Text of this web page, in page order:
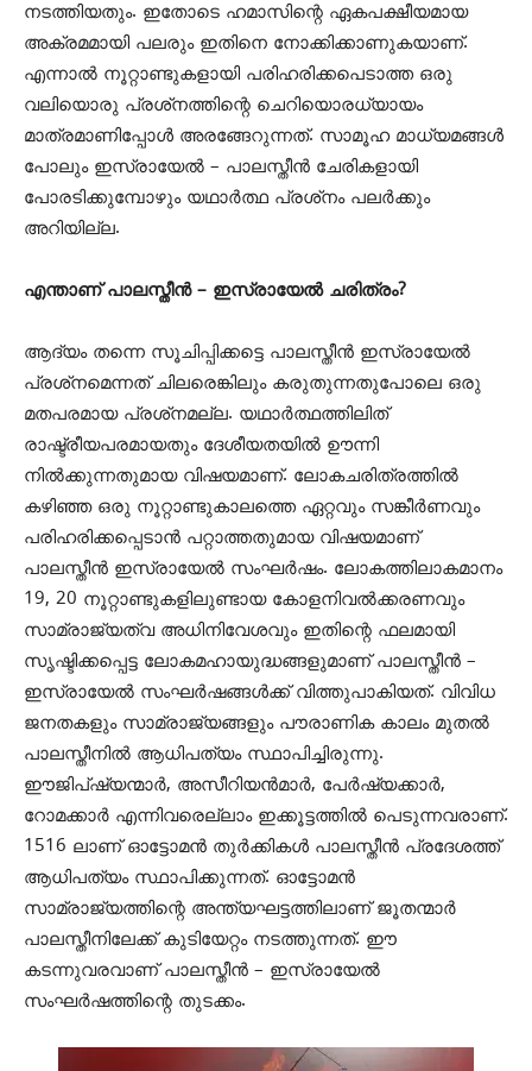
നടത്തിയതും. ഇതോടെ ഹമാസിന്റെ ഏകപക്ഷീയമായ
അക്രമമായി പലരും ഇതിനെ നോക്കിക്കാണുകയാണ്.
എന്നാല്‍ നൂറ്റാണ്ടുകളായി പരിഹരിക്കപെടാത്ത ഒരു
വലിയൊരു പ്രശ്‌നത്തിന്റെ ചെറിയൊരധ്യായം
മാത്രമാണിപ്പോള്‍ അരങ്ങേറുന്നത്. സാമൂഹ മാധ്യമങ്ങള്‍
പോലും ഇസ്രായേല്‍ – പാലസ്തീന്‍ ചേരികളായി
പോരടിക്കുമ്പോഴും യഥാര്‍ത്ഥ പ്രശ്‌നം പലര്‍ക്കും
അറിയില്ല.
എന്താണ് പാലസ്തീന്‍ – ഇസ്രായേല്‍ ചരിത്രം?
ആദ്യം തന്നെ സൂചിപ്പിക്കട്ടെ പാലസ്തീന്‍ ഇസ്രായേല്‍
പ്രശ്‌നമെന്നത് ചിലരെങ്കിലും കരുതുന്നതുപോലെ ഒരു
മതപരമായ പ്രശ്‌നമല്ല. യഥാര്‍ത്ഥത്തിലിത്
രാഷ്ട്രീയപരമായതും ദേശീയതയില്‍ ഊന്നി
നില്‍ക്കുന്നതുമായ വിഷയമാണ്. ലോകചരിത്രത്തില്‍
കഴിഞ്ഞ ഒരു നൂറ്റാണ്ടുകാലത്തെ ഏറ്റവും സങ്കീര്‍ണവും
പരിഹരിക്കപ്പെടാന്‍ പറ്റാത്തതുമായ വിഷയമാണ്
പാലസ്തീന്‍ ഇസ്രായേല്‍ സംഘര്‍ഷം. ലോകത്തിലാകമാനം
19, 20 നൂറ്റാണ്ടുകളിലുണ്ടായ കോളനിവല്‍ക്കരണവും
സാമ്രാജ്യത്വ അധിനിവേശവും ഇതിന്റെ ഫലമായി
സൃഷ്ടിക്കപ്പെട്ട ലോകമഹായുദ്ധങ്ങളുമാണ് പാലസ്തീന്‍ –
ഇസ്രായേല്‍ സംഘര്‍ഷങ്ങള്‍ക്ക് വിത്തുപാകിയത്. വിവിധ
ജനതകളും സാമ്രാജ്യങ്ങളും പൗരാണിക കാലം മുതല്‍
പാലസ്തീനില്‍ ആധിപത്യം സ്ഥാപിച്ചിരുന്നു.
ഈജിപ്ഷ്യന്മാര്‍, അസീറിയന്‍മാര്‍, പേര്‍ഷ്യക്കാര്‍,
റോമക്കാര്‍ എന്നിവരെല്ലാം ഇക്കൂട്ടത്തില്‍ പെടുന്നവരാണ്.
1516 ലാണ് ഓട്ടോമന്‍ തുര്‍ക്കികള്‍ പാലസ്തീന്‍ പ്രദേശത്ത്
ആധിപത്യം സ്ഥാപിക്കുന്നത്. ഓട്ടോമന്‍
സാമ്രാജ്യത്തിന്റെ അന്ത്യഘട്ടത്തിലാണ് ജൂതന്മാര്‍
പാലസ്തീനിലേക്ക് കുടിയേറ്റം നടത്തുന്നത്. ഈ
കടന്നുവരവാണ് പാലസ്തീന്‍ – ഇസ്രായേല്‍
സംഘര്‍ഷത്തിന്റെ തുടക്കം.